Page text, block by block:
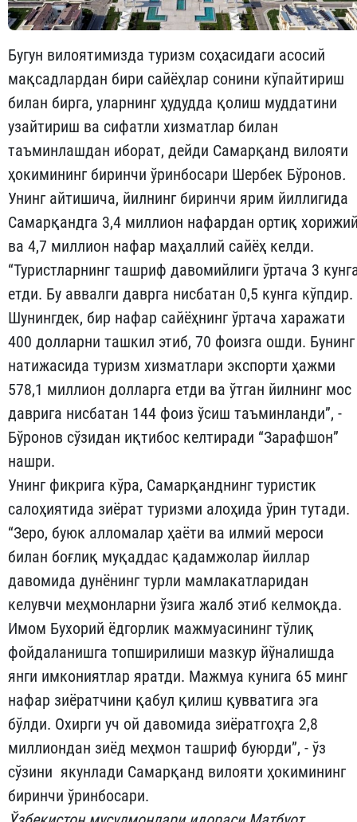
Бугун вилоятимизда туризм соҳасидаги асосий
мақсадлардан бири сайёҳлар сонини кўпайтириш
билан бирга, уларнинг ҳудудда қолиш муддатини
узайтириш ва сифатли хизматлар билан
таъминлашдан иборат, дейди Самарқанд вилояти
ҳокимининг биринчи ўринбосари Шербек Бўронов.
Унинг айтишича, йилнинг биринчи ярим йиллигида
Самарқандга 3,4 миллион нафардан ортиқ
ва 4,7 миллион нафар маҳаллий сайёҳ келди.
“Туристларнинг ташриф давомийлиги ўртача 3
етди. Бу аввалги даврга нисбатан 0,5 кунга кўпдир.
Шунингдек, бир нафар сайёҳнинг ўртача харажати
400 долларни ташкил этиб, 70 фоизга ошди. Бунинг
натижасида туризм хизматлари экспорти ҳажми
578,1 миллион долларга етди ва ўтган йилнинг мос
даврига нисбатан 144 фоиз ўсиш таъминланди”, -
Бўронов сўзидан иқтибос келтиради “Зарафшон”
нашри.
Унинг фикрига кўра, Самарқанднинг туристик
салоҳиятида зиёрат туризми алоҳида ўрин тутади.
“Зеро, буюк алломалар ҳаёти ва илмий мероси
билан боғлиқ муқаддас қадамжолар йиллар
давомида дунёнинг турли мамлакатларидан
келувчи меҳмонларни ўзига жалб этиб келмоқда.
Имом Бухорий ёдгорлик мажмуасининг тўлиқ
фойдаланишга топширилиши мазкур йўналишда
янги имкониятлар яратди. Мажмуа кунига 65 минг
нафар зиёратчини қабул қилиш қувватига эга
бўлди. Охирги уч ой давомида зиёратгоҳга 2,8
миллиондан зиёд меҳмон ташриф буюрди”, - ўз
сўзини якунлади Самарқанд вилояти ҳокимининг
биринчи ўринбосари.